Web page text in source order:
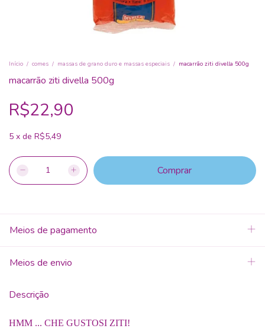
Início / comes / massas de grano duro e massas especiais / macarrão ziti divella 500g
macarrão ziti divella 500g
R$22,90
5 x de R$5,49
Meios de pagamento
Meios de envio
Descrição
HMM ... CHE GUSTOSI ZITI!